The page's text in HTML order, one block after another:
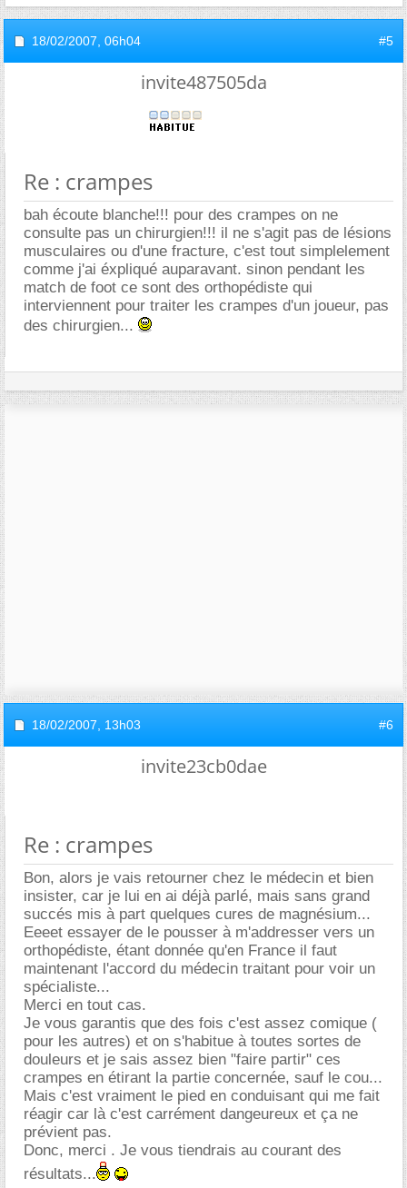
18/02/2007, 06h04 #5
invite487505da
Re : crampes
bah écoute blanche!!! pour des crampes on ne
consulte pas un chirurgien!!! il ne s'agit pas de lésions
musculaires ou d'une fracture, c'est tout simplelement
comme j'ai éxpliqué auparavant. sinon pendant les
match de foot ce sont des orthopédiste qui
interviennent pour traiter les crampes d'un joueur, pas
des chirurgien...
18/02/2007, 13h03 #6
invite23cb0dae
Re : crampes
Bon, alors je vais retourner chez le médecin et bien
insister, car je lui en ai déjà parlé, mais sans grand
succés mis à part quelques cures de magnésium...
Eeeet essayer de le pousser à m'addresser vers un
orthopédiste, étant donnée qu'en France il faut
maintenant l'accord du médecin traitant pour voir un
spécialiste...
Merci en tout cas.
Je vous garantis que des fois c'est assez comique (
pour les autres) et on s'habitue à toutes sortes de
douleurs et je sais assez bien "faire partir" ces
crampes en étirant la partie concernée, sauf le cou...
Mais c'est vraiment le pied en conduisant qui me fait
réagir car là c'est carrément dangeureux et ça ne
prévient pas.
Donc, merci . Je vous tiendrais au courant des
résultats...